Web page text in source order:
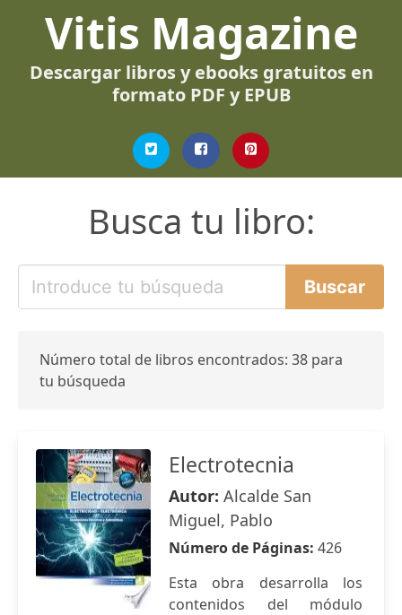
Vitis Magazine
Descargar libros y ebooks gratuitos en
formato PDF y EPUB
Busca tu libro:
Número total de libros encontrados: 38 para
tu búsqueda
Electrotecnia
Autor: Alcalde San
Miguel, Pablo
Número de Páginas: 426
Esta obra desarrolla los
contenidos del módulo